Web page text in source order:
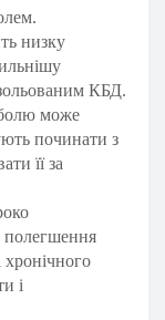
низку
КБД.
може
починати з
її за
полегшення
і